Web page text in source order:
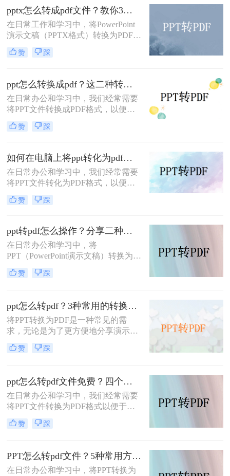
Format）因其跨平台兼容性和保持文
档格式不变的特性而备受欢迎。那么
pptx如何转换成pdf呢？本文将详细介
绍几种将PPTX转换为PDF的高效方
法，帮助您轻松完成转换任务。
pptx怎么转成pdf文件？教你3种方法快速转换！
在日常工作和学习中，将PowerPoint
演示文稿（PPTX格式）转换为PDF文
件是一项常见的需求。PDF格式因其
跨平台兼容性、保持文档格式不变以
迎。那么pptx怎么转成pdf文件呢？本
文将详细介绍几种将PPTX转换成PDF
文件的方法，帮助您轻松完成转换任
务。
赞 踩
ppt怎么转换成pdf？这二种转换方法非常实用！
在日常办公和学习中，我们经常需要
将PPT文件转换成PDF格式，以便更
好地进行分享、打印或存档。那么
PPT怎么转换成PDF呢？本文将介绍
赞 踩
如何在电脑上将ppt转化为pdf？分享三个实用且易学的转换方法！
在日常办公和学习中，我们经常需要
将PPT文件转化为PDF格式，以便更
好地进行分享、打印或存档。那么如
何在电脑上将PPT转化为PDF呢？本
PDF的方法。
赞 踩
ppt转pdf怎么操作？分享二种快速转方法！
在日常办公和学习中，将
PPT（PowerPoint演示文稿）转换为
PDF格式是一种常见的需求。这样做
不仅能够确保文件在不同设备上的显
PowerPoint软件的用户查看。那么ppt
转pdf怎么操作呢？本文将详细介绍两
种PPT转PDF的方法，帮助您轻松实
现这一目标。
赞 踩
ppt怎么转pdf？3种常用的转换方法详解！
将PPT转换为PDF是一种常见的需
求，无论是为了更方便地分享演示文
稿，还是为了确保文档在不同设备上
的兼容性。那么ppt怎么转pdf呢？本
赞 踩
ppt怎么转pdf文件免费？四个方法帮你快速搞定
在日常办公和学习中，我们经常需要
将PPT文件转换为PDF格式以便于分
享、保存和打印。那么ppt怎么转pdf
文件免费呢？以下将详细介绍四种免
赞 踩
PPT怎么转pdf文件？5种常用方法详解！
在日常办公和学习中，将PPT转换为